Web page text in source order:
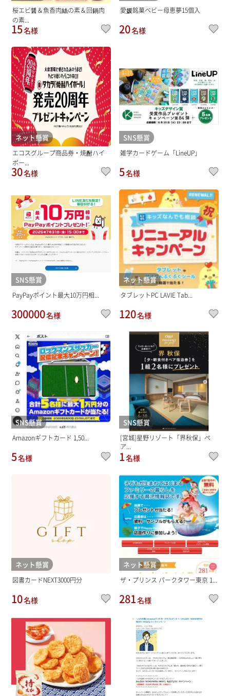
桜エビ醤＆魚香肉絲の素＆回鍋肉
の素...
15名様
愛媛銘菓ベビー母恵夢15個入
20名様
ネット懸賞
エコスグループ商品券・焼酎ハイ
ボー...
30名様
SNS懸賞
雑学カードゲーム「LineUP」
5名様
SNS懸賞
PayPayポイント最大10万円相...
300000名様
ネット懸賞
タブレットPC LAVIE Tab...
120名様
SNS懸賞
Amazonギフトカード 1,50...
5名様
SNS懸賞
[宮城]星野リゾート「界秋保」ペ
ア...
1名様
ネット懸賞
図書カードNEXT3000円分
10名様
ネット懸賞
ザ・プリンス パークタワー東京 1...
281名様